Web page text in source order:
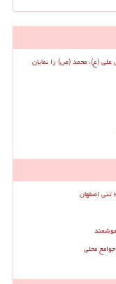
(ع)، محمد (ص) را نمایان
محلی